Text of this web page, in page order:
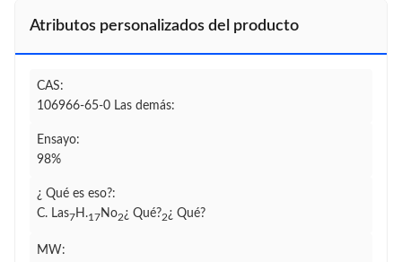
Atributos personalizados del producto
CAS:
106966-65-0 Las demás:
Ensayo:
98%
¿ Qué es eso?:
C. Las7H.17No2¿ Qué?2¿ Qué?
MW: